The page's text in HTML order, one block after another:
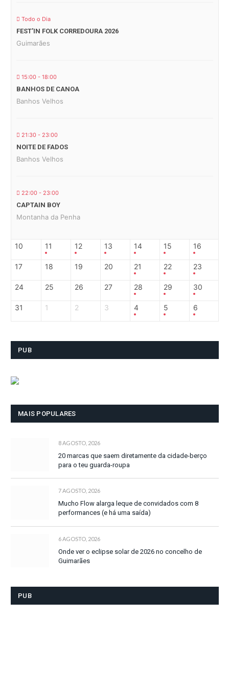
Todo o Dia
FEST’IN FOLK CORREDOURA 2026
Guimarães
15:00 - 18:00
BANHOS DE CANOA
Banhos Velhos
21:30 - 23:00
NOITE DE FADOS
Banhos Velhos
22:00 - 23:00
CAPTAIN BOY
Montanha da Penha
10 11 12 13 14 15 16
17 18 19 20 21 22 23
24 25 26 27 28 29 30
31 1 2 3 4 5 6
PUB
MAIS POPULARES
8 AGOSTO, 2026
20 marcas que saem diretamente da cidade-berço
para o teu guarda-roupa
7 AGOSTO, 2026
Mucho Flow alarga leque de convidados com 8
performances (e há uma saída)
6 AGOSTO, 2026
Onde ver o eclipse solar de 2026 no concelho de
Guimarães
PUB